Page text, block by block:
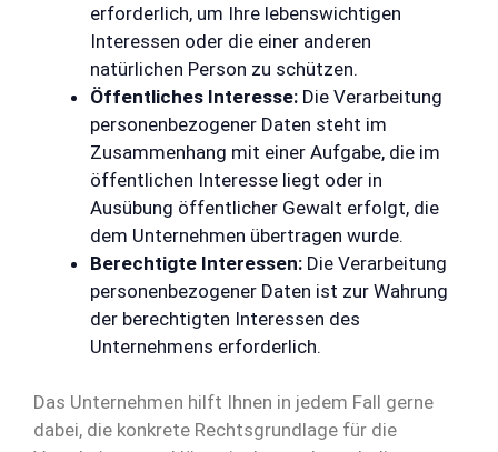
erforderlich, um Ihre lebenswichtigen
Interessen oder die einer anderen
natürlichen Person zu schützen.
Öffentliches Interesse: Die Verarbeitung
personenbezogener Daten steht im
Zusammenhang mit einer Aufgabe, die im
öffentlichen Interesse liegt oder in
Ausübung öffentlicher Gewalt erfolgt, die
dem Unternehmen übertragen wurde.
Berechtigte Interessen: Die Verarbeitung
personenbezogener Daten ist zur Wahrung
der berechtigten Interessen des
Unternehmens erforderlich.
Das Unternehmen hilft Ihnen in jedem Fall gerne
dabei, die konkrete Rechtsgrundlage für die